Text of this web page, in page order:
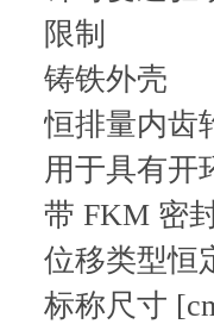
限制
铸铁外壳
恒排量内齿
用于具有开
带 FKM 密
位移类型恒
标称尺寸